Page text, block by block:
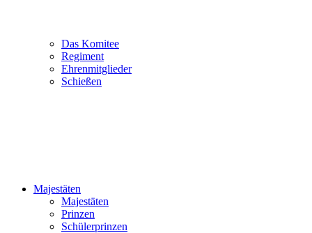
Das Komitee
Regiment
Ehrenmitglieder
Schießen
Majestäten
Majestäten
Prinzen
Schülerprinzen